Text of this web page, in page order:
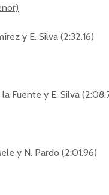
y E. Silva (2:32.16)
Fuente y E. Silva
y N. Pardo (2:01.96)